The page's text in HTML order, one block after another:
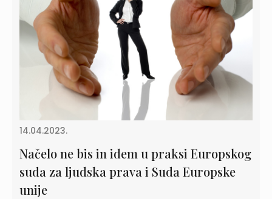
14.04.2023.
Načelo ne bis in idem u praksi Europskog
suda za ljudska prava i Suda Europske
unije